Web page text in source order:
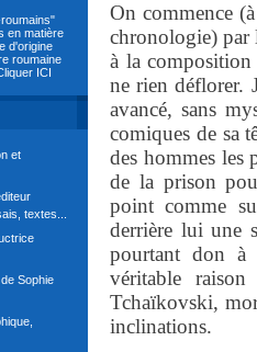
en matière
d'origine
roumaine
ICI
et
textes...
Sophie
On commence
chronologie) par
à la
ne rien déflorer.
avancé, sans
comiques de sa
des hommes les
de la prison
point comme
derrière lui une
pourtant don
véritable
Tchaïkovski,
inclinations.